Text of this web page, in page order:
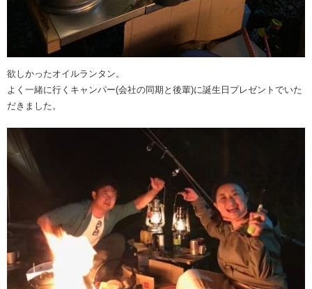
欲しかったオイルランタン。
よく一緒に行くキャンパー(会社の同期と後輩)に誕生日プレゼントでいた
だきました。